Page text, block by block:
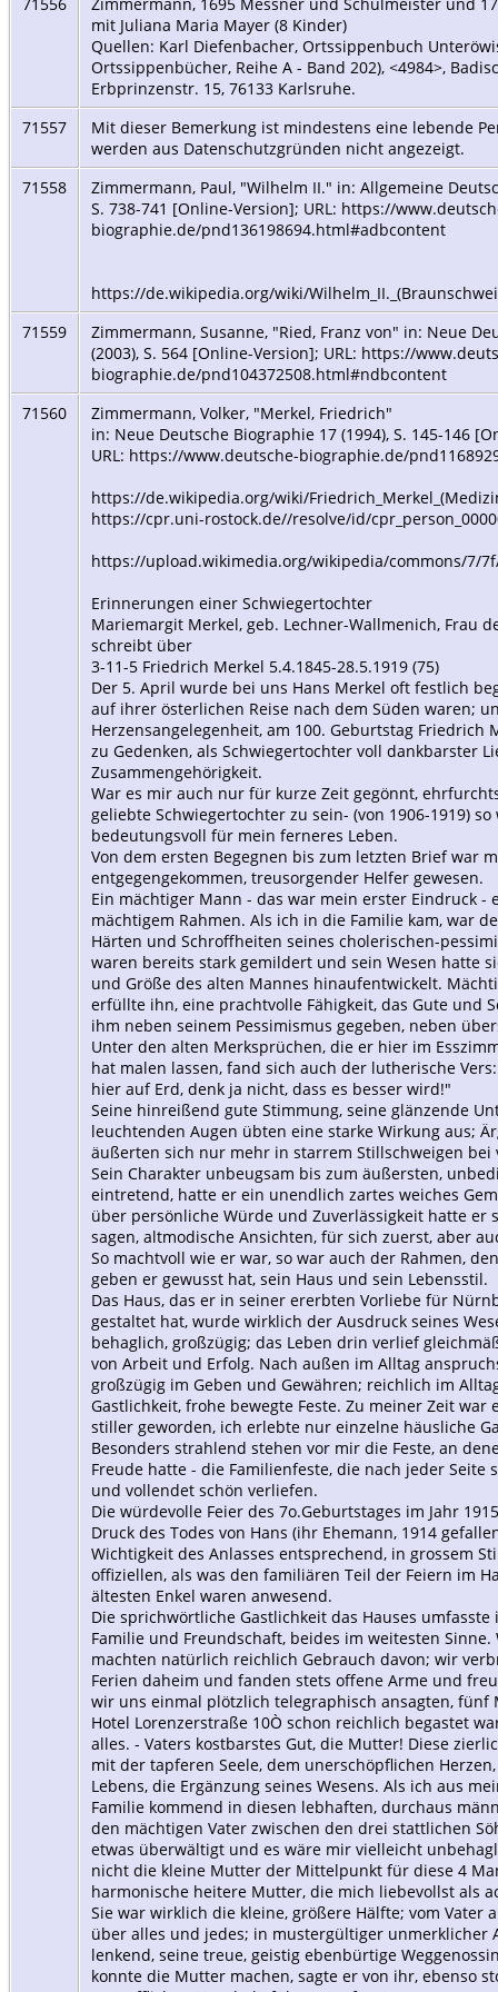
71556
Zimmermann, 1695 Messner und Schulmeister und
mit Juliana Maria Mayer (8 Kinder)
Quellen: Karl Diefenbacher, Ortssippenbuch
Ortssippenbücher, Reihe A - Band 202), <4984>,
Erbprinzenstr. 15, 76133 Karlsruhe.
71557
Mit dieser Bemerkung ist mindestens eine lebende
werden aus Datenschutzgründen nicht angezeigt.
71558
Zimmermann, Paul, "Wilhelm II." in: Allgemeine
S. 738-741 [Online-Version]; URL: https://
biographie.de/pnd136198694.html#adbcontent
https://de.wikipedia.org/wiki/
71559
Zimmermann, Susanne, "Ried, Franz von" in: Neue
(2003), S. 564 [Online-Version]; URL: https://
biographie.de/pnd104372508.html#ndbcontent
71560
Zimmermann, Volker, "Merkel, Friedrich"
in: Neue Deutsche Biographie 17 (1994), S. 145-146
URL: https://www.deutsche-biographie.de/
https://de.wikipedia.org/wiki/
https://cpr.uni-rostock.de//resolve/id/
https://upload.wikimedia.org/wikipedia/commons/7/
Erinnerungen einer Schwiegertochter
Mariemargit Merkel, geb. Lechner-Wallmenich, Frau
schreibt über
3-11-5 Friedrich Merkel 5.4.1845-28.5.1919 (75)
Der 5. April wurde bei uns Hans Merkel oft festlich
auf ihrer österlichen Reise nach dem Süden waren;
Herzensangelegenheit, am 100. Geburtstag Friedrich
zu Gedenken, als Schwiegertochter voll dankbarster
Zusammengehörigkeit.
War es mir auch nur für kurze Zeit gegönnt,
geliebte Schwiegertochter zu sein- (von 1906-1919)
bedeutungsvoll für mein ferneres Leben.
Von dem ersten Begegnen bis zum letzten Brief war
entgegengekommen, treusorgender Helfer gewesen.
Ein mächtiger Mann - das war mein erster Eindruck -
mächtigem Rahmen. Als ich in die Familie kam, war
Härten und Schroffheiten seines cholerischen-
waren bereits stark gemildert und sein Wesen hatte
und Größe des alten Mannes hinaufentwickelt.
erfüllte ihn, eine prachtvolle Fähigkeit, das Gute und
ihm neben seinem Pessimismus gegeben, neben
Unter den alten Merksprüchen, die er hier im
hat malen lassen, fand sich auch der lutherische
hier auf Erd, denk ja nicht, dass es besser wird!"
Seine hinreißend gute Stimmung, seine glänzende
leuchtenden Augen übten eine starke Wirkung aus;
äußerten sich nur mehr in starrem Stillschweigen bei
Sein Charakter unbeugsam bis zum äußersten,
eintretend, hatte er ein unendlich zartes weiches
über persönliche Würde und Zuverlässigkeit hatte er
sagen, altmodische Ansichten, für sich zuerst, aber
So machtvoll wie er war, so war auch der Rahmen,
geben er gewusst hat, sein Haus und sein Lebensstil.
Das Haus, das er in seiner ererbten Vorliebe für
gestaltet hat, wurde wirklich der Ausdruck seines
behaglich, großzügig; das Leben drin verlief
von Arbeit und Erfolg. Nach außen im Alltag
großzügig im Geben und Gewähren; reichlich im
Gastlichkeit, frohe bewegte Feste. Zu meiner Zeit war
stiller geworden, ich erlebte nur einzelne häusliche
Besonders strahlend stehen vor mir die Feste, an
Freude hatte - die Familienfeste, die nach jeder
und vollendet schön verliefen.
Die würdevolle Feier des 7o.Geburtstages im Jahr
Druck des Todes von Hans (ihr Ehemann, 1914
Wichtigkeit des Anlasses entsprechend, in grossem
offiziellen, als was den familiären Teil der Feiern im
ältesten Enkel waren anwesend.
Die sprichwörtliche Gastlichkeit das Hauses
Familie und Freundschaft, beides im weitesten
machten natürlich reichlich Gebrauch davon; wir
Ferien daheim und fanden stets offene Arme und
wir uns einmal plötzlich telegraphisch ansagten, fünf
Hotel Lorenzerstraße 10Ò schon reichlich begastet
alles. - Vaters kostbarstes Gut, die Mutter! Diese
mit der tapferen Seele, dem unerschöpflichen
Lebens, die Ergänzung seines Wesens. Als ich aus
Familie kommend in diesen lebhaften, durchaus
den mächtigen Vater zwischen den drei stattlichen
etwas überwältigt und es wäre mir vielleicht
nicht die kleine Mutter der Mittelpunkt für diese 4
harmonische heitere Mutter, die mich liebevollst als
Sie war wirklich die kleine, größere Hälfte; vom Vater
über alles und jedes; in mustergültiger unmerklicher
lenkend, seine treue, geistig ebenbürtige
konnte die Mutter machen, sagte er von ihr, ebenso